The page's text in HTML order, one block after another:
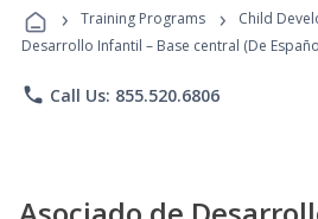
Programs
› Training Programs › Child
Desarrollo Infantil – Base central (De
phone Call Us: 855.520.6806